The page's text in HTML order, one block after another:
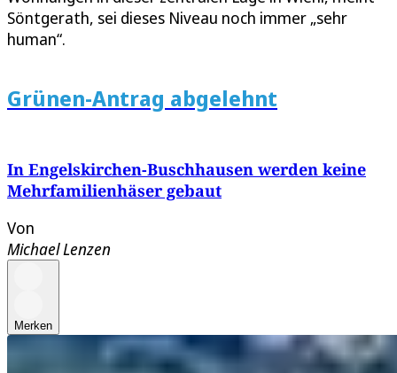
Söntgerath, sei dieses Niveau noch immer „sehr
human“.
Grünen-Antrag abgelehnt
In Engelskirchen-Buschhausen werden keine
Mehrfamilienhäser gebaut
Von
Michael Lenzen
Merken